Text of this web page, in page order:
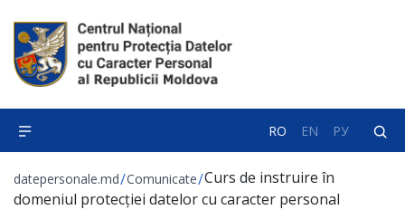
RO EN РУ
datepersonale.md/Comunicate/Curs de instruire în
domeniul protecției datelor cu caracter personal